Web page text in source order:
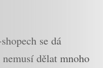
se dá
dělat mnoho